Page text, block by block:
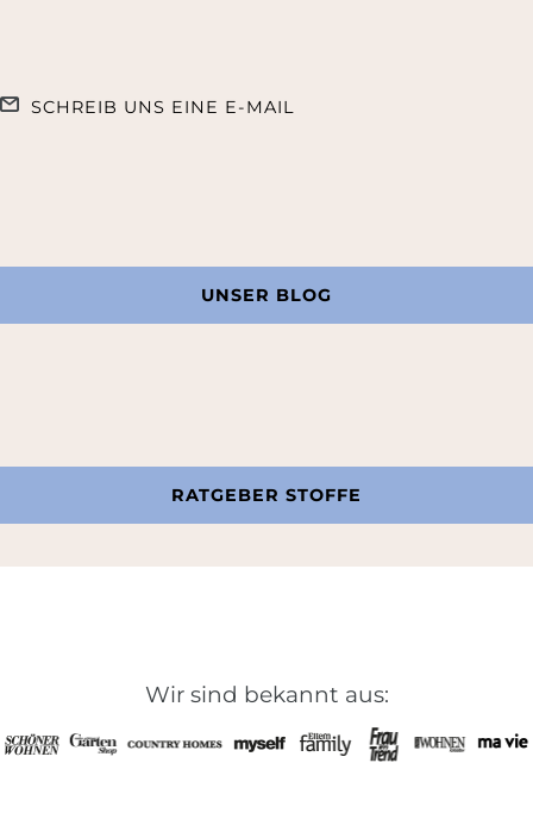
SCHREIB UNS EINE E-MAIL
UNSER BLOG
RATGEBER STOFFE
Wir sind bekannt aus: